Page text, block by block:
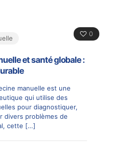
0
et santé globale :
manuelle est une
qui utilise des
pour diagnostiquer,
divers problèmes de
cette […]